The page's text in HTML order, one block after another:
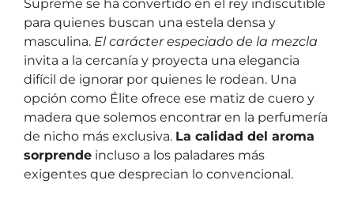
Supreme se ha convertido en el rey indiscutible
para quienes buscan una estela densa y
masculina. El carácter especiado de la mezcla
invita a la cercanía y proyecta una elegancia
difícil de ignorar por quienes le rodean. Una
opción como Élite ofrece ese matiz de cuero y
madera que solemos encontrar en la perfumería
de nicho más exclusiva. La calidad del aroma
sorprende incluso a los paladares más
exigentes que desprecian lo convencional.